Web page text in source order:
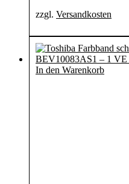
zzgl. Versandkosten
In den Warenkorb